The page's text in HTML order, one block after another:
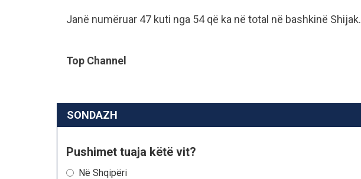
Janë numëruar 47 kuti nga 54 që ka në total në bashkinë Shijak.
Top Channel
SONDAZH
Pushimet tuaja këtë vit?
Në Shqipëri